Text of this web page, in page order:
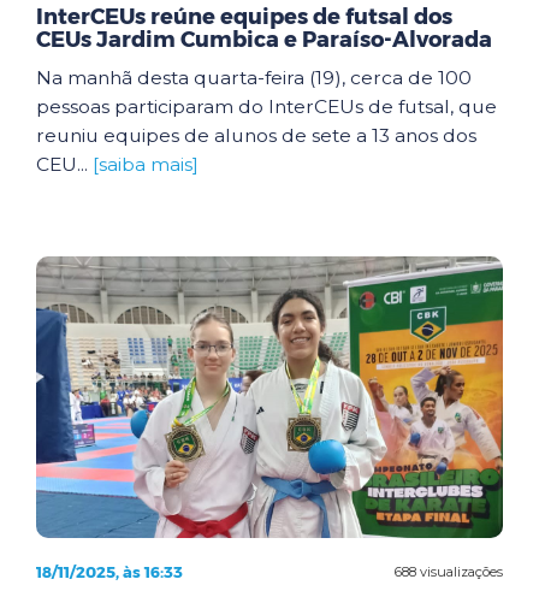
InterCEUs reúne equipes de futsal dos
CEUs Jardim Cumbica e Paraíso-Alvorada
Na manhã desta quarta-feira (19), cerca de 100
pessoas participaram do InterCEUs de futsal, que
reuniu equipes de alunos de sete a 13 anos dos
CEU... [saiba mais]
688 visualizações
18/11/2025, às 16:33